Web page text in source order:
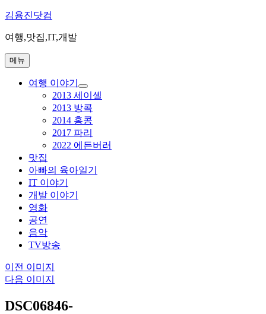
콘
츠
로
바
김용진닷컴
여행,맛집,IT,개발
메뉴
여행 이야기
하
위
메
뉴
확
장
2013 세이셸
2013 방콕
2014 홍콩
2017 파리
2022 에든버러
맛집
아빠의 육아일기
IT 이야기
개발 이야기
영화
공연
음악
TV방송
이전 이미지
다음 이미지
DSC06846-